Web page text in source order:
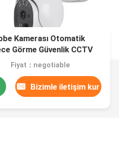
Kamerası Otomatik
Görme Güvenlik CCTV
Fiyat：negotiable
Bizimle iletişim kur